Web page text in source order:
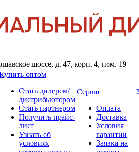
шоссе, д. 47, корп. 4, пом. 19
Купить оптом
Стать дилером/
дистрибьютором
Стать партнером
Получить прайс-
лист
Узнать об
условиях
Сервис
Оплата
Доставка
Условия
гарантии
Заявка на